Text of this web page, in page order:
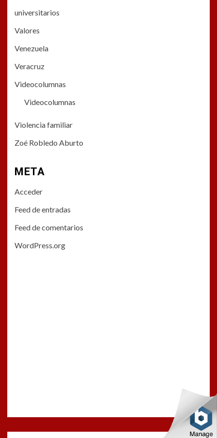
universitarios
Valores
Venezuela
Veracruz
Videocolumnas
Videocolumnas
Violencia familiar
Zoé Robledo Aburto
META
Acceder
Feed de entradas
Feed de comentarios
WordPress.org